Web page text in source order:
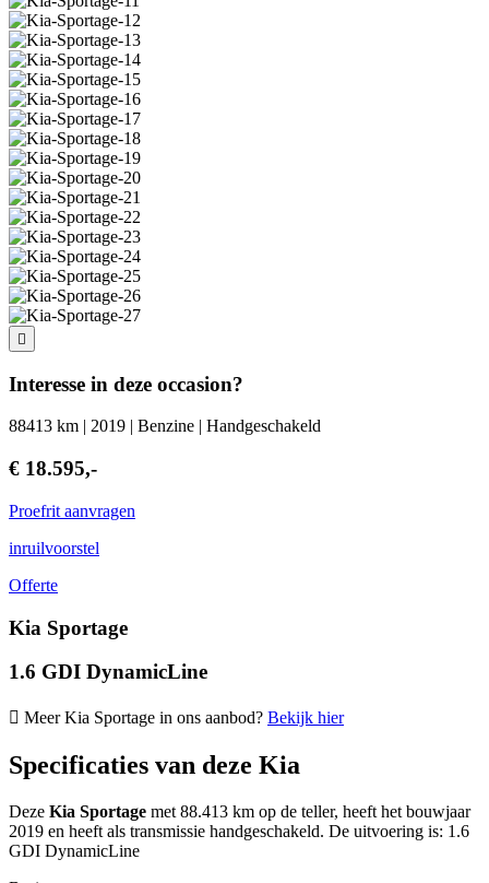
Interesse in deze occasion?
88413 km | 2019 | Benzine | Handgeschakeld
€ 18.595,-
Proefrit aanvragen
inruilvoorstel
Offerte
Kia Sportage
1.6 GDI DynamicLine
Meer Kia Sportage in ons aanbod? Bekijk hier
Specificaties van deze Kia
Deze Kia Sportage met 88.413 km op de teller, heeft het bouwjaar
2019 en heeft als transmissie handgeschakeld. De uitvoering is: 1.6
GDI DynamicLine